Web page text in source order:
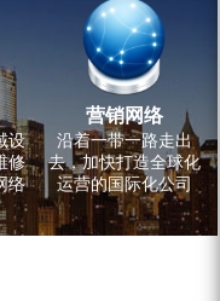
设
修
络
营销网络
沿着一带一路走出
去，加快打造全球化
运营的国际化公司